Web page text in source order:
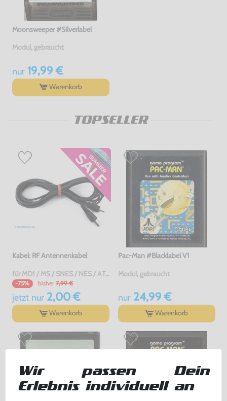
Moonsweeper #Silverlabel
Modul, gebraucht
nur19,99 €
Warenkorb
TOPSELLER
Kabel: RF Antennenkabel
für MD1 / MS / SNES / NES / ATARI 2600 7800 / Jaguar / C64 / Sinclair, gebraucht
-75% bisher 7,99 €
jetzt nur2,00 €
Warenkorb
Pac-Man #Blacklabel V1
Modul, gebraucht
nur24,99 €
Warenkorb
Wir passen Dein
Erlebnis individuell an